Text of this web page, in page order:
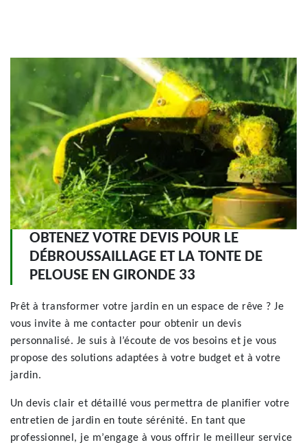
OBTENEZ VOTRE DEVIS POUR LE
DÉBROUSSAILLAGE ET LA TONTE DE
PELOUSE EN GIRONDE 33
Prêt à transformer votre jardin en un espace de rêve ? Je
vous invite à me contacter pour obtenir un devis
personnalisé. Je suis à l’écoute de vos besoins et je vous
propose des solutions adaptées à votre budget et à votre
jardin.
Un devis clair et détaillé vous permettra de planifier votre
entretien de jardin en toute sérénité. En tant que
professionnel, je m’engage à vous offrir le meilleur service